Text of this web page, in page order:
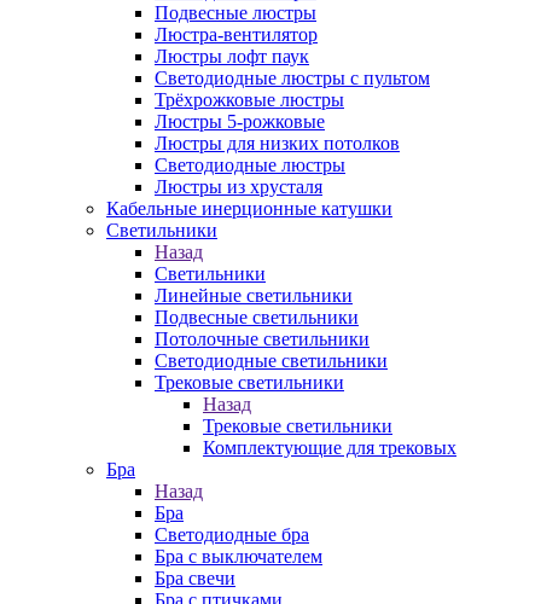
Подвесные люстры
Люстра-вентилятор
Люстры лофт паук
Светодиодные люстры с пультом
Трёхрожковые люстры
Люстры 5-рожковые
Люстры для низких потолков
Cветодиодные люстры
Люстры из хрусталя
Кабельные инерционные катушки
Светильники
Назад
Светильники
Линейные светильники
Подвесные светильники
Потолочные светильники
Светодиодные светильники
Трековые светильники
Назад
Трековые светильники
Комплектующие для трековых
Бра
Назад
Бра
Светодиодные бра
Бра с выключателем
Бра свечи
Бра с птичками